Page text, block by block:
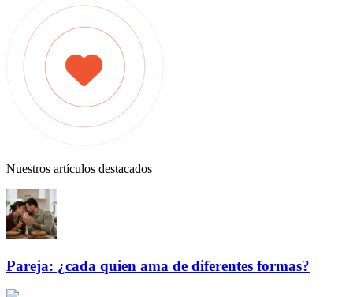
Nuestros artículos destacados
Pareja: ¿cada quien ama de diferentes formas?